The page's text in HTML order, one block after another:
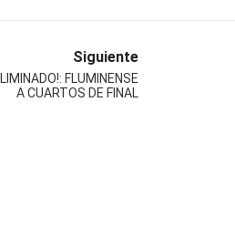
Siguiente
FLUMINENSE
A CUARTOS DE FINAL